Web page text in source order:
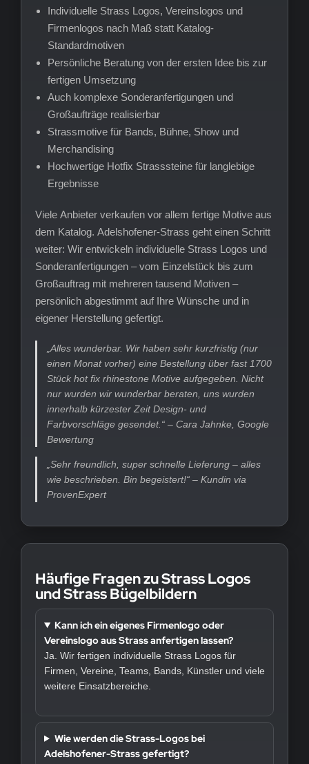
Individuelle Strass Logos, Vereinslogos und
Firmenlogos nach Maß statt Katalog-
Standardmotiven
Persönliche Beratung von der ersten Idee bis zur
fertigen Umsetzung
Auch komplexe Sonderanfertigungen und
Großaufträge realisierbar
Strassmotive für Bands, Bühne, Show und
Merchandising
Hochwertige Hotfix Strasssteine für langlebige
Ergebnisse
Viele Anbieter verkaufen vor allem fertige Motive aus
dem Katalog. Adelshofener-Strass geht einen Schritt
weiter: Wir entwickeln individuelle Strass Logos und
Sonderanfertigungen – vom Einzelstück bis zum
Großauftrag mit mehreren tausend Motiven –
persönlich abgestimmt auf Ihre Wünsche und in
eigener Herstellung gefertigt.
„Alles wunderbar. Wir haben sehr kurzfristig (nur
einen Monat vorher) eine Bestellung über fast 1700
Stück hot fix rhinestone Motive aufgegeben. Nicht
nur wurden wir wunderbar beraten, uns wurden
innerhalb kürzester Zeit Design- und
Farbvorschläge gesendet.“ – Cara Jahnke, Google
Bewertung
„Sehr freundlich, super schnelle Lieferung – alles
wie beschrieben. Bin begeistert!“ – Kundin via
ProvenExpert
Häufige Fragen zu Strass Logos
und Strass Bügelbildern
Kann ich ein eigenes Firmenlogo oder
Vereinslogo aus Strass anfertigen lassen?
Ja. Wir fertigen individuelle Strass Logos für
Firmen, Vereine, Teams, Bands, Künstler und viele
weitere Einsatzbereiche.
Wie werden die Strass-Logos bei
Adelshofener-Strass gefertigt?